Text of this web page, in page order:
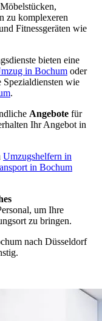
zu komplexeren
Fitnessgeräten wie
bieten eine
in Bochum oder
Spezialdiensten wie
.
Angebote für
Ihr Angebot in
Umzugshelfern in
in Bochum
um Ihre
zu bringen.
nach Düsseldorf